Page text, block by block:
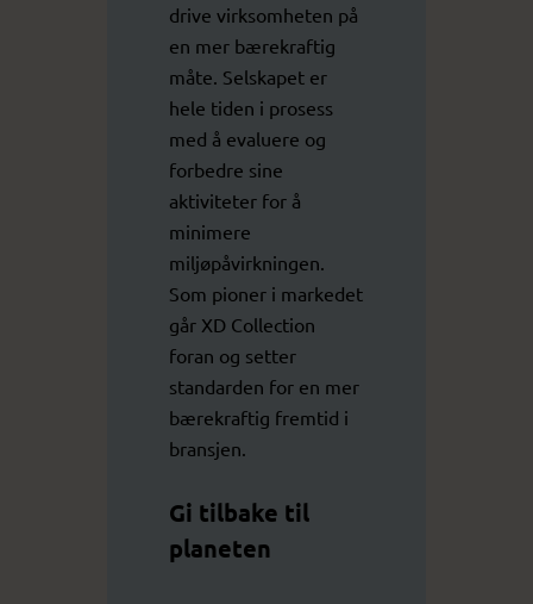
drive virksomheten på
en mer bærekraftig
måte. Selskapet er
hele tiden i prosess
med å evaluere og
forbedre sine
aktiviteter for å
minimere
miljøpåvirkningen.
Som pioner i markedet
går XD Collection
foran og setter
standarden for en mer
bærekraftig fremtid i
bransjen.
Gi tilbake til
planeten